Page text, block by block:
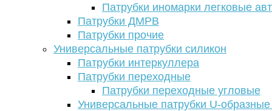
Патрубки иномарки легковые
Патрубки ДМРВ
Патрубки прочие
Универсальные патрубки силикон
Патрубки интеркуллера
Патрубки переходные
Патрубки переходные угловые
Универсальные патрубки U-